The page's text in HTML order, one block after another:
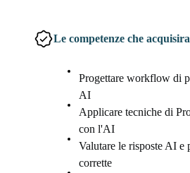
Le competenze che
Progettare workflow di
AI
Applicare tecniche di
con l'AI
Valutare le risposte AI e
corrette